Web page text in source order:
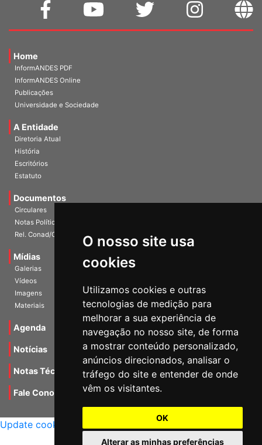
O nosso site usa
cookies
Utilizamos cookies e outras
tecnologias de medição para
melhorar a sua experiência de
navegação no nosso site, de forma
a mostrar conteúdo personalizado,
anúncios direcionados, analisar o
tráfego do site e entender de onde
vêm os visitantes.
OK
Alterar as minhas preferências
Home
InformANDES PDF
InformANDES Online
Publicações
Universidade e Sociedade
A Entidade
Diretoria Atual
História
Escritórios
Estatuto
Documentos
Circulares
Notas Políticas
Rel. Conad/Congresso
Mídias
Galerias
Vídeos
Imagens
Materiais
Agenda
Notícias
Notas Técnicas
Fale Conocsco
Update cookies preferences